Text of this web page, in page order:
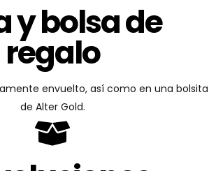
y bolsa de
regalo
envuelto, así como en una bolsita
de Alter Gold.